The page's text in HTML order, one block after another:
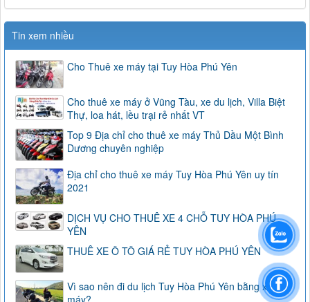
Tin xem nhiều
Cho Thuê xe máy tại Tuy Hòa Phú Yên
Cho thuê xe máy ở Vũng Tàu, xe du lịch, Villa Biệt
Thự, loa hát, lều trại rẻ nhất VT
Top 9 Địa chỉ cho thuê xe máy Thủ Dầu Một Bình
Dương chuyên nghiệp
Địa chỉ cho thuê xe máy Tuy Hòa Phú Yên uy tín
2021
DỊCH VỤ CHO THUÊ XE 4 CHỖ TUY HÒA PHÚ
YÊN
THUÊ XE Ô TÔ GIÁ RẺ TUY HÒA PHÚ YÊN
Vì sao nên đi du lịch Tuy Hòa Phú Yên bằng xe
máy?